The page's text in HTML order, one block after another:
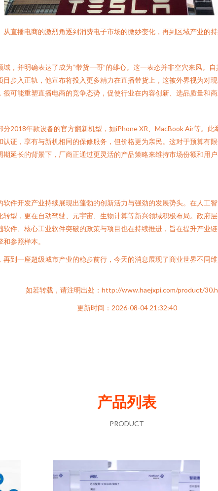
直播电商的激烈角逐到消费电子市场的微妙变化，再到区域产业的
，并明确表达了成为“带货一哥”的雄心。这一表态并非空穴来风。
步入正轨，他宣布将投入更多精力在直播带货上，这被外界视为对
可能重塑直播电商的竞争态势，促使行业在内容创新、选品质量和商
2018年款设备的官方翻新机型，如iPhone XR、MacBook Air等。
证，享有与新机相同的保修服务，但价格更为亲民。这对于预算有
延长的背景下，厂商正通过更灵活的产品策略来维持市场份额和用
件开发产业持续展现出蓬勃的创新活力与强劲的发展势头。在人工
型，更在自动驾驶、元宇宙、生物计算等新兴领域积极布局。政府
件、核心工业软件突破的政策与项目也在持续推进，旨在提升产业
参照样本。
到一座超级城市产业的稳步前行，今天的消息展现了商业世界不同
如若转载，请注明出处：http://www.haejxpi.com/product/
更新时间：2026-08-04 21:32:40
产品列表
PRODUCT